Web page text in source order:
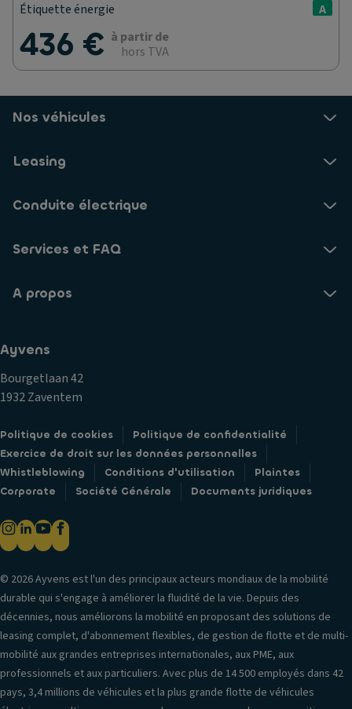
Étiquette énergie
A
436 € à partir de
hors TVA
Nos véhicules
Leasing
Conduite électrique
Services et FAQ
A propos
Ayvens
Bourgetlaan 42
1932 Zaventem
Politique de cookies
Politique de confidentialité
Exercice de droit sur les données personnelles
Whistleblowing
Conditions d'utilisation
Plaintes
Corporate
Société Générale Documents juridiques
© 2026 Ayvens est l'un des principaux acteurs mondiaux de la mobilité
durable qui s'engage à améliorer la fluidité de la vie. Depuis des
décennies, nous améliorons la mobilité en proposant des solutions de
leasing complet, d'abonnement flexibles, de gestion de flotte et de multi-
mobilité aux grandes entreprises internationales, aux PME, aux
professionnels et aux particuliers. Avec plus de 14 500 employés dans 42
pays, 3,4 millions de véhicules et la plus grande flotte de véhicules